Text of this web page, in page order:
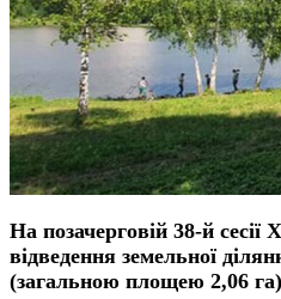
На позачерговій 38-й
відведення земельної
(загальною площею 2,06